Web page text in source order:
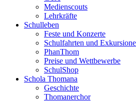
Medienscouts
Lehrkräfte
Schulleben
Feste und Konzerte
Schulfahrten und
PhanThom
Preise und Wettbewerbe
SchulShop
Schola Thomana
Geschichte
Thomanerchor